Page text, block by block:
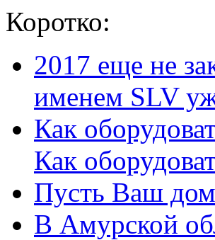
Коротко:
2017 еще не
именем SLV
Как
Как
Пусть Ваш
В Амурской